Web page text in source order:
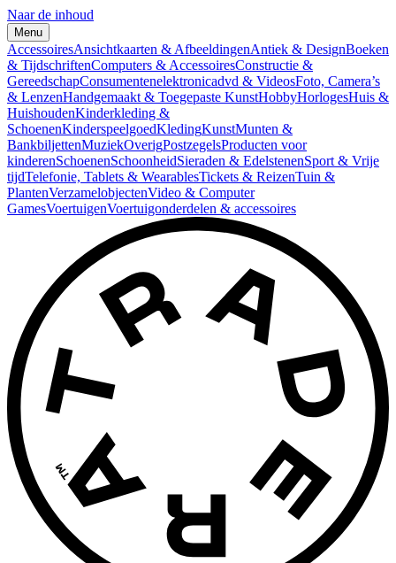
Naar de inhoud
Menu
AccessoiresAnsichtkaarten & AfbeeldingenAntiek & DesignBoeken
& TijdschriftenComputers & AccessoiresConstructie &
GereedschapConsumentenelektronicadvd & VideosFoto, Camera’s
& LenzenHandgemaakt & Toegepaste KunstHobbyHorlogesHuis &
HuishoudenKinderkleding &
SchoenenKinderspeelgoedKledingKunstMunten &
BankbiljettenMuziekOverigPostzegelsProducten voor
kinderenSchoenenSchoonheidSieraden & EdelstenenSport & Vrije
tijdTelefonie, Tablets & WearablesTickets & ReizenTuin &
PlantenVerzamelobjectenVideo & Computer
GamesVoertuigenVoertuigonderdelen & accessoires